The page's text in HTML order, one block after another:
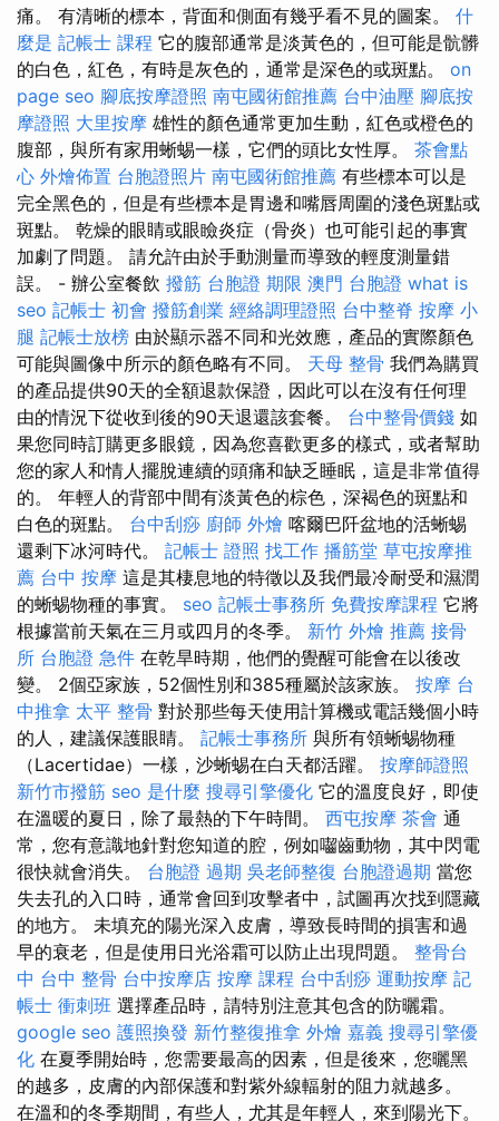
痛。 有清晰的標本，背面和側面有幾乎看不見的圖案。 什
麼是 記帳士 課程 它的腹部通常是淡黃色的，但可能是骯髒
的白色，紅色，有時是灰色的，通常是深色的或斑點。 on
page seo 腳底按摩證照 南屯國術館推薦 台中油壓 腳底按
摩證照 大里按摩 雄性的顏色通常更加生動，紅色或橙色的
腹部，與所有家用蜥蜴一樣，它們的頭比女性厚。 茶會點
心 外燴佈置 台胞證照片 南屯國術館推薦 有些標本可以是
完全黑色的，但是有些標本是胃邊和嘴唇周圍的淺色斑點或
斑點。 乾燥的眼睛或眼瞼炎症（骨炎）也可能引起的事實
加劇了問題。 請允許由於手動測量而導致的輕度測量錯
誤。 - 辦公室餐飲 撥筋 台胞證 期限 澳門 台胞證 what is
seo 記帳士 初會 撥筋創業 經絡調理證照 台中整脊 按摩 小
腿 記帳士放榜 由於顯示器不同和光效應，產品的實際顏色
可能與圖像中所示的顏色略有不同。 天母 整骨 我們為購買
的產品提供90天的全額退款保證，因此可以在沒有任何理
由的情況下從收到後的90天退還該套餐。 台中整骨價錢 如
果您同時訂購更多眼鏡，因為您喜歡更多的樣式，或者幫助
您的家人和情人擺脫連續的頭痛和缺乏睡眠，這是非常值得
的。 年輕人的背部中間有淡黃色的棕色，深褐色的斑點和
白色的斑點。 台中刮痧 廚師 外燴 喀爾巴阡盆地的活蜥蜴
還剩下冰河時代。 記帳士 證照 找工作 播筋堂 草屯按摩推
薦 台中 按摩 這是其棲息地的特徵以及我們最冷耐受和濕潤
的蜥蜴物種的事實。 seo 記帳士事務所 免費按摩課程 它將
根據當前天氣在三月或四月的冬季。 新竹 外燴 推薦 接骨
所 台胞證 急件 在乾旱時期，他們的覺醒可能會在以後改
變。 2個亞家族，52個性別和385種屬於該家族。 按摩 台
中推拿 太平 整骨 對於那些每天使用計算機或電話幾個小時
的人，建議保護眼睛。 記帳士事務所 與所有領蜥蜴物種
（Lacertidae）一樣，沙蜥蜴在白天都活躍。 按摩師證照
新竹市撥筋 seo 是什麼 搜尋引擎優化 它的溫度良好，即使
在溫暖的夏日，除了最熱的下午時間。 西屯按摩 茶會 通
常，您有意識地針對您知道的腔，例如囓齒動物，其中閃電
很快就會消失。 台胞證 過期 吳老師整復 台胞證過期 當您
失去孔的入口時，通常會回到攻擊者中，試圖再次找到隱藏
的地方。 未填充的陽光深入皮膚，導致長時間的損害和過
早的衰老，但是使用日光浴霜可以防止出現問題。 整骨台
中 台中 整骨 台中按摩店 按摩 課程 台中刮痧 運動按摩 記
帳士 衝刺班 選擇產品時，請特別注意其包含的防曬霜。
google seo 護照換發 新竹整復推拿 外燴 嘉義 搜尋引擎優
化 在夏季開始時，您需要最高的因素，但是後來，您曬黑
的越多，皮膚的內部保護和對紫外線輻射的阻力就越多。
在溫和的冬季期間，有些人，尤其是年輕人，來到陽光下。